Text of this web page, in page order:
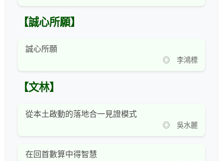
【誠心所願】
誠心所願
◎ 李鴻標
【文林】
從本土啟動的落地合一見證模式
◎ 吳水麗
在回首數算中得智慧